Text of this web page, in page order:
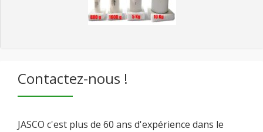
Contactez-nous !
JASCO c'est plus de 60 ans d'expérience dans le